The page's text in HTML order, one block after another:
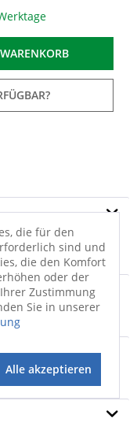
WARENKORB
·
·...mehr
die für den
sind und
die den Komfort
oder der
Zustimmung
Sie in unserer
Alle akzeptieren